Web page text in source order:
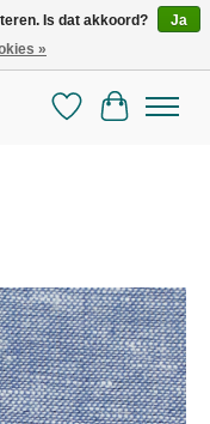
Verlanglijst
Is dat akkoord?
Ja
»